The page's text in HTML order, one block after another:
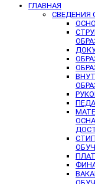
ГЛАВНАЯ
СВЕДЕНИЯ